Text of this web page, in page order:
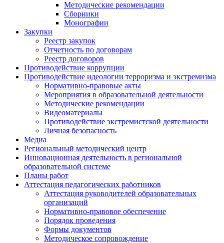
Методические рекомендации
Сборники
Монографии
Закупки
Реестр закупок
Отчетность по договорам
Реестр договоров
Противодействие коррупции
Противодействие идеологии терроризма и экстремизма
Нормативно-правовые акты
Мероприятия в образовательной деятельности
Методические рекомендации
Видеоматериалы
Противодействие экстремистской деятельности
Личная безопасность
Медиа
Региональный методический центр
Инновационная деятельность в региональной
образовательной системе
Планы работ
Аттестация педагогических работников
Аттестация руководителей образовательных
организаций
Нормативно-правовое обеспечение
Порядок проведения
Формы документов
Методическое сопровождение